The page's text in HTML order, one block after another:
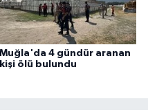
Muğla'da 4 gündür aranan
kişi ölü bulundu